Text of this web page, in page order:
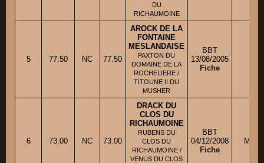
DU
RICHAUMOINE
5 77.50 NC 77.50
AROCK DE LA
FONTAINE
MESLANDAISE
PAXTON DU
DOMAINE DE LA
ROCHELIERE /
TITOUNE II DU
MUSHER
BBT
13/08/2005
Fiche
6 73.00 NC 73.00
DRACK DU
CLOS DU
RICHAUMOINE
RUBENS DU
CLOS DU
RICHAUMOINE /
VENUS DU CLOS
BBT
04/12/2008
Fiche
M.